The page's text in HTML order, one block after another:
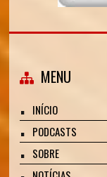
MENU
INÍCIO
PODCASTS
SOBRE